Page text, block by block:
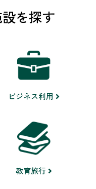
を探す
ビジネス利用
教育旅行